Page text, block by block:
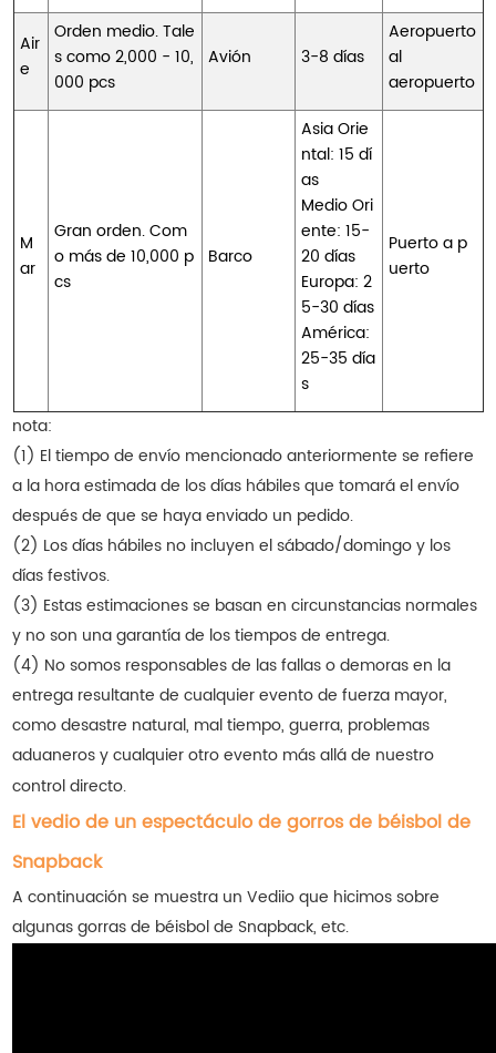
Air
e
Orden medio. Tale
s como 2,000 - 10,
000 pcs
Avión 3-8 días
Aeropuerto
al
aeropuerto
M
ar
Gran orden. Com
o más de 10,000 p
cs
Barco
Asia Orie
ntal: 15 dí
as
Medio Ori
ente: 15-
20 días
Europa: 2
5-30 días
América:
25-35 día
s
Puerto a p
uerto
nota:
(1) El tiempo de envío mencionado anteriormente se refiere
a la hora estimada de los días hábiles que tomará el envío
después de que se haya enviado un pedido.
(2) Los días hábiles no incluyen el sábado/domingo y los
días festivos.
(3) Estas estimaciones se basan en circunstancias normales
y no son una garantía de los tiempos de entrega.
(4) No somos responsables de las fallas o demoras en la
entrega resultante de cualquier evento de fuerza mayor,
como desastre natural, mal tiempo, guerra, problemas
aduaneros y cualquier otro evento más allá de nuestro
control directo.
El vedio de un espectáculo de gorros de béisbol de
Snapback
A continuación se muestra un Vediio que hicimos sobre
algunas gorras de béisbol de Snapback, etc.